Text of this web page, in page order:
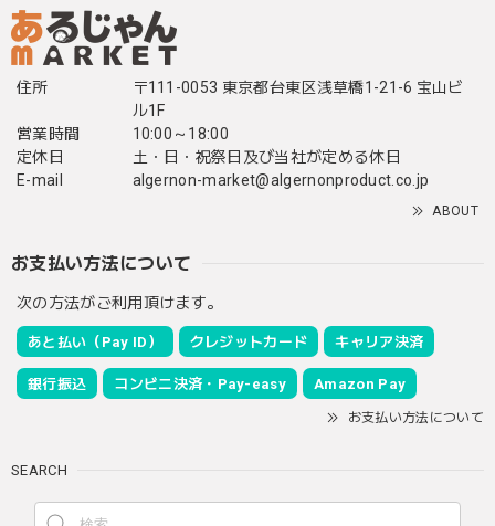
住所
〒111-0053 東京都台東区浅草橋1-21-6 宝山ビ
ル1F
営業時間
10:00～18:00
定休日
土・日・祝祭日及び当社が定める休日
E-mail
algernon-market@algernonproduct.co.jp
ABOUT
お支払い方法について
次の方法がご利用頂けます。
あと払い（Pay ID） クレジットカード キャリア決済
銀行振込 コンビニ決済・Pay-easy Amazon Pay
お支払い方法について
SEARCH